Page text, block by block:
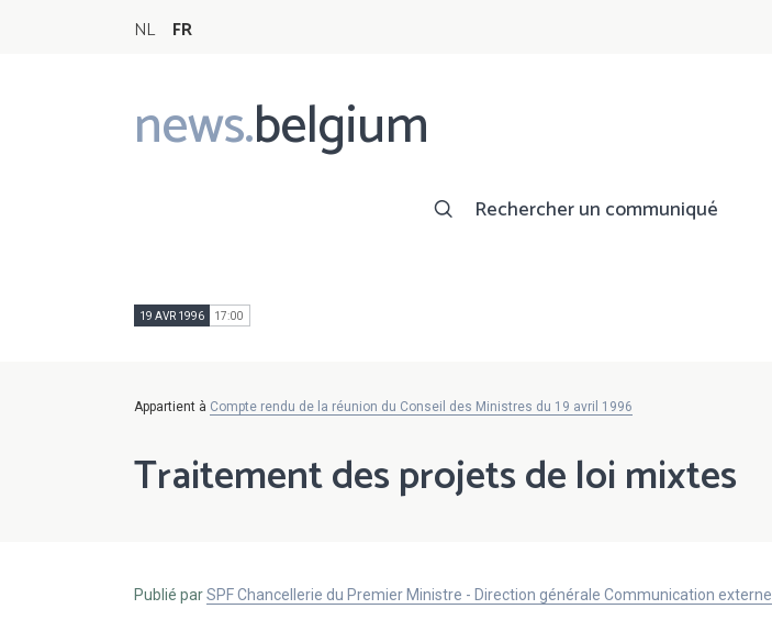
NL FR
news.belgium
Main
navigation
Rechercher un communiqué
19 AVR 1996 17:00
Appartient à Compte rendu de la réunion du Conseil des Ministres du 19 avril 1996
Traitement des projets de loi mixtes
Publié parSPF Chancellerie du Premier Ministre - Direction générale Communication externe